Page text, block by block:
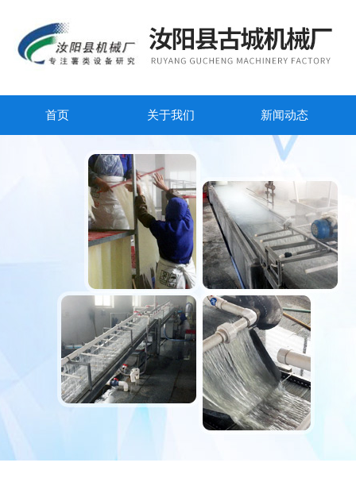
首页 关于我们 新闻动态